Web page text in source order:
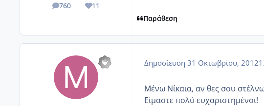
760
posts 11
Reputation
Παράθεση
Δημοσίευση 31 Οκτωβρίου, 2012
Μένω Νίκαια, αν θες σου
Είμαστε πολύ ευχαριστημένοι!